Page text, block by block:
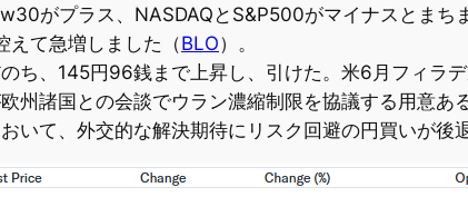
がプラス、NASDAQとS&P500がマイナスとま
えて急増しました（BLO）。
ち、145円96銭まで上昇し、引けた。米6月フィラ
州諸国との会談でウラン濃縮制限を協議する用意
いて、外交的な解決期待にリスク回避の円買いが後